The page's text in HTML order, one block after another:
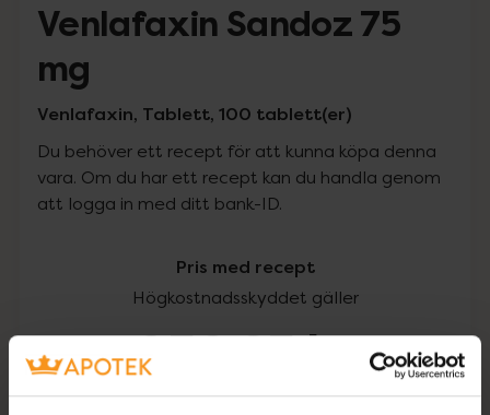
Venlafaxin Sandoz 75
mg
Venlafaxin, Tablett, 100 tablett(er)
Du behöver ett recept för att kunna köpa denna
vara. Om du har ett recept kan du handla genom
att logga in med ditt bank-ID.
Pris med recept
Högkostnadsskyddet gäller
950,25 kr
I apotek:950,25 kr